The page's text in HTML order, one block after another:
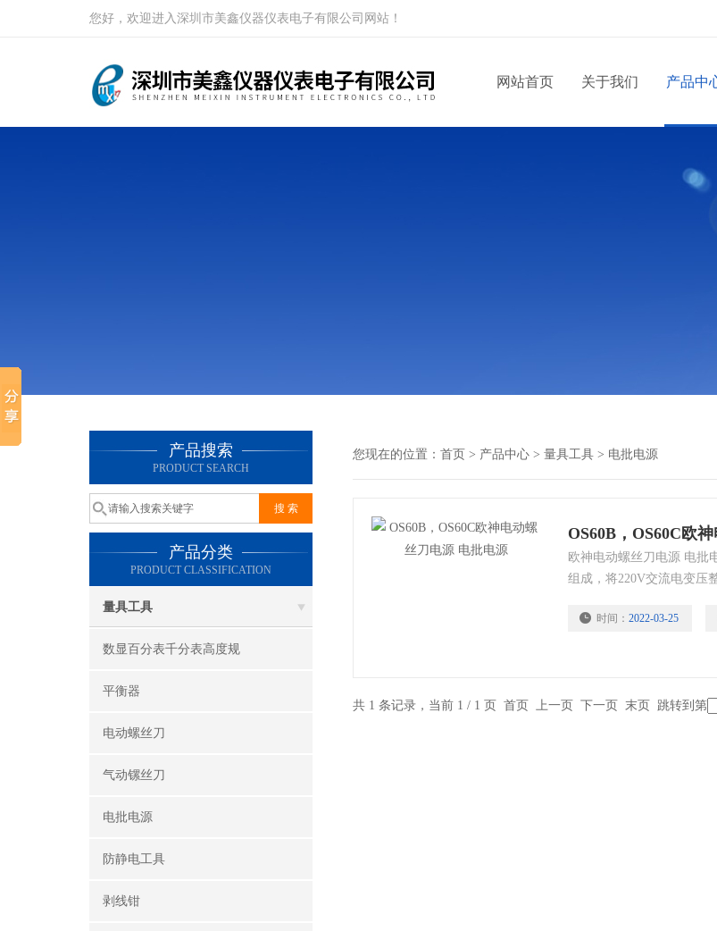
您好，欢迎进入深圳市美鑫仪器仪表电子有限公司网站！
网站首页 关于我们 产品中
产品搜索
PRODUCT SEARCH
产品分类
PRODUCT CLASSIFICATION
量具工具
数显百分表千分表高度规
平衡器
电动螺丝刀
气动镙丝刀
电批电源
防静电工具
剥线钳
您现在的位置： 首页 > 产品中心 > 量具工具 > 电批电源
OS60B，OS60C欧
欧神电动螺丝刀电源 电批
组成，将220V交流电变压
锁付螺丝计数功能，漏装
时间： 2022-03-25
共 1 条记录，当前 1 / 1 页 首页 上一页 下一页 末页 跳转到第